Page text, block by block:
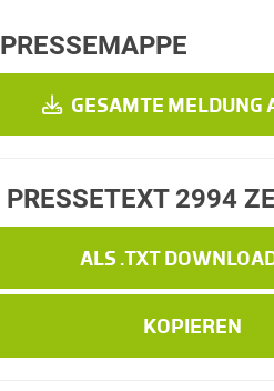
PRESSEMAPPE
GESAMTE MELDUNG
PRESSETEXT 2994
ALS .TXT
KOPIEREN